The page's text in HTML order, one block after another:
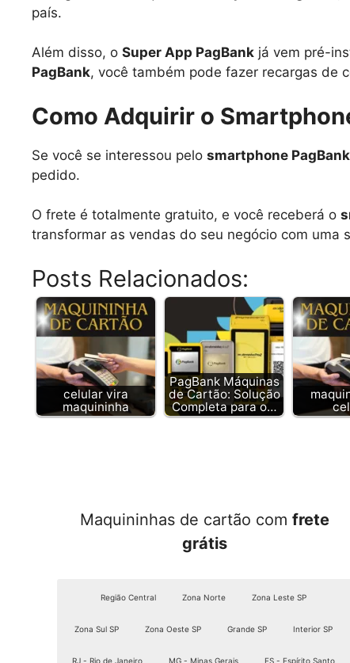
país.
Além disso, o Super App PagBank já vem pré-
PagBank, você também pode fazer recargas de
Como Adquirir o
Se você se interessou pelo smartphone PagBank
pedido.
O frete é totalmente gratuito, e você receberá o
transformar as vendas do seu negócio com uma
Posts Relacionados:
celular vira
maquininha
PagBank Máquinas
de Cartão: Solução
Completa para o…
Maquininhas de cartão comfrete
grátis
Região Central Zona Norte Zona Leste SP
Zona Sul SP Zona Oeste SP Grande SP Interior SP
RJ - Rio de Janeiro MG - Minas Gerais ES - Espírito Santo